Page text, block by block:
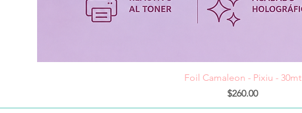
Vista rápida
Foil Camaleon - Pixiu - 30mt
Precio
$260.00